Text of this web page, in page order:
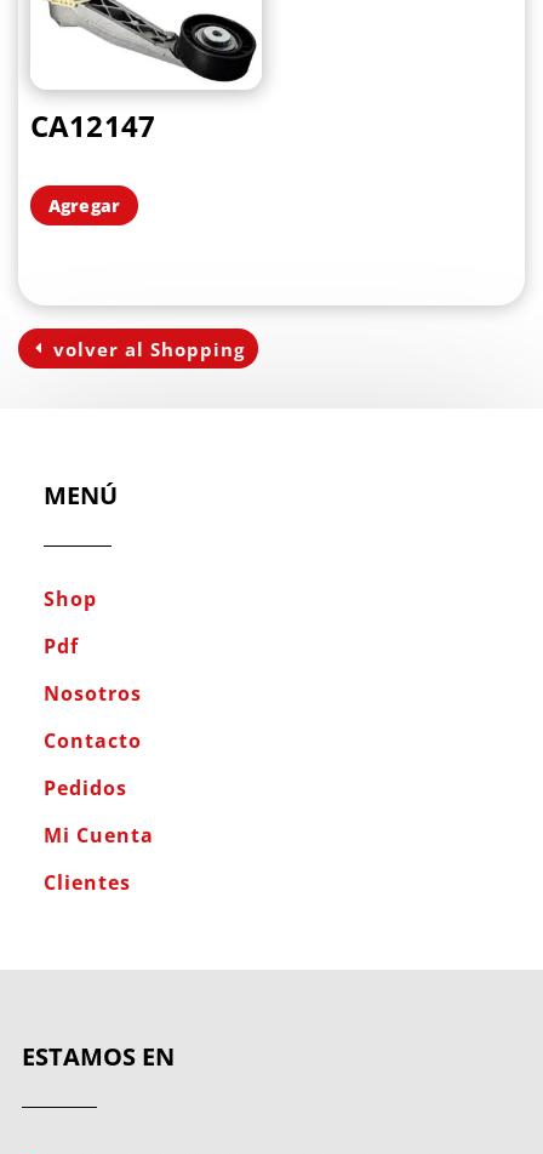
CA12147
Agregar
volver al Shopping
MENÚ
Shop
Pdf
Nosotros
Contacto
Pedidos
Mi Cuenta
Clientes
ESTAMOS EN